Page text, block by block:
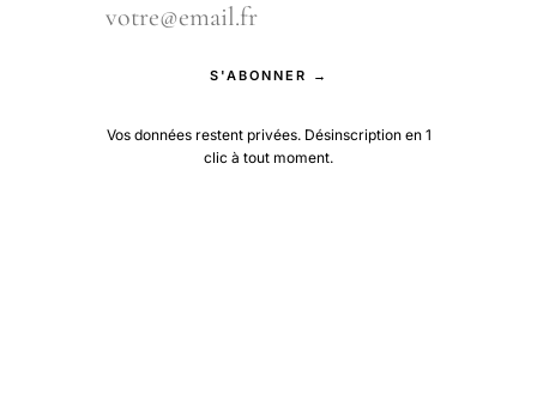
S'ABONNER →
Vos données restent privées. Désinscription en 1
clic à tout moment.